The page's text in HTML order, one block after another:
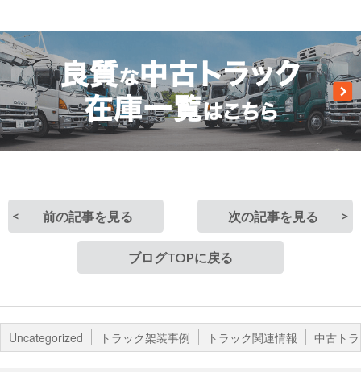
前の記事を見る 次の記事を見る
ブログTOPに戻る
Uncategorized トラック架装事例 トラック関連情報 中古ト